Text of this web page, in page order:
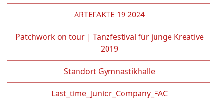
ARTEFAKTE 19 2024
Patchwork on tour | Tanzfestival für junge Kreative
2019
Standort Gymnastikhalle
Last_time_Junior_Company_FAC